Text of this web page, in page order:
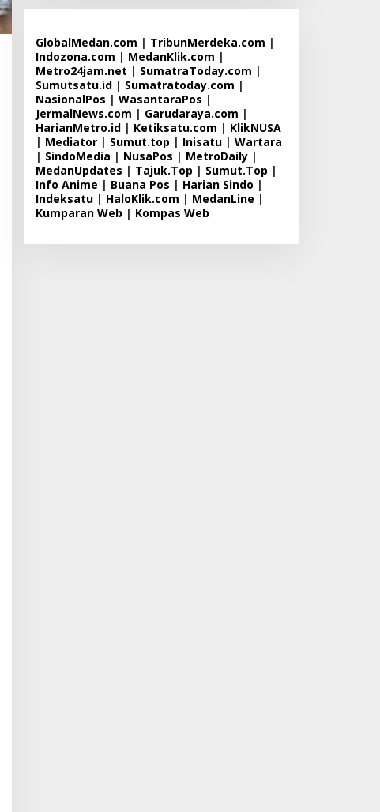
GlobalMedan.com | TribunMerdeka.com |
Indozona.com | MedanKlik.com |
Metro24jam.net | SumatraToday.com |
Sumutsatu.id| Sumatratoday.com |
NasionalPos | WasantaraPos |
JermalNews.com | Garudaraya.com |
HarianMetro.id| Ketiksatu.com | KlikNUSA
| Mediator| Sumut.top | Inisatu| Wartara
| SindoMedia | NusaPos | MetroDaily|
MedanUpdates | Tajuk.Top | Sumut.Top |
Info Anime | Buana Pos | Harian Sindo |
Indeksatu| HaloKlik.com | MedanLine |
Kumparan Web | Kompas Web